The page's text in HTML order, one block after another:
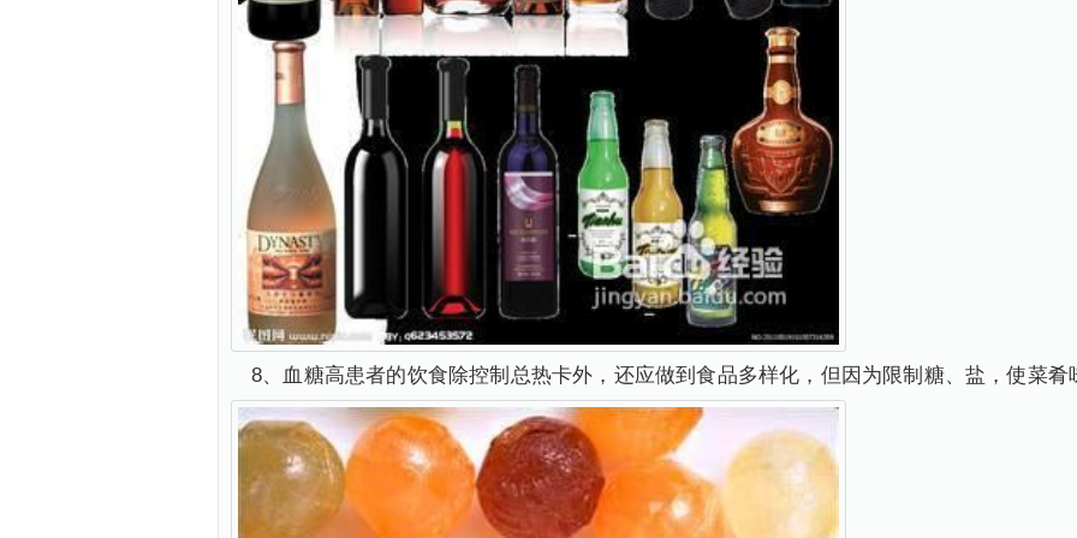
8、血糖高患者的饮食除控制总热卡外，还应做到食品多样化，但因为限制糖、盐，使菜肴